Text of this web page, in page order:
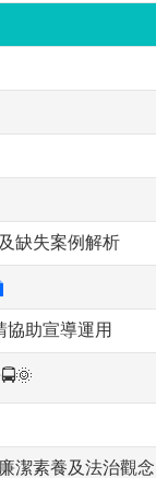
缺失案例解析
助宣導運用
潔素養及法治觀念